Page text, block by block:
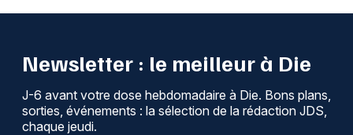
Newsletter : le meilleur à Die
J-6 avant votre dose hebdomadaire à Die. Bons plans,
sorties, événements : la sélection de la rédaction JDS,
chaque jeudi.